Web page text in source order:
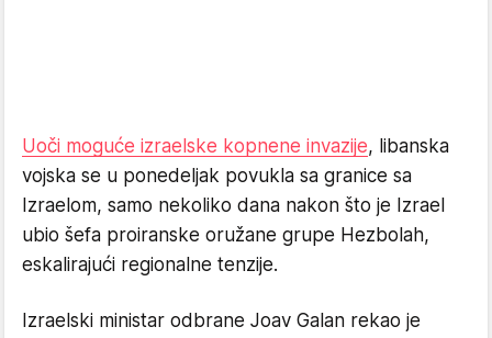
Uoči moguće izraelske kopnene invazije, libanska
vojska se u ponedeljak povukla sa granice sa
Izraelom, samo nekoliko dana nakon što je Izrael
ubio šefa proiranske oružane grupe Hezbolah,
eskalirajući regionalne tenzije.
Izraelski ministar odbrane Joav Galan rekao je